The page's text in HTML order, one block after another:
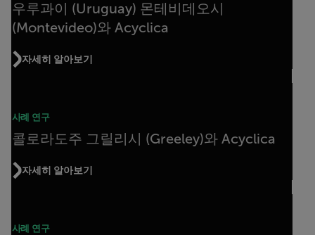
우루과이 (Uruguay) 몬테비데오시
(Montevideo)와 Acyclica
자세히 알아보기
사례 연구
콜로라도주 그릴리시 (Greeley)와 Acyclica
자세히 알아보기
사례 연구